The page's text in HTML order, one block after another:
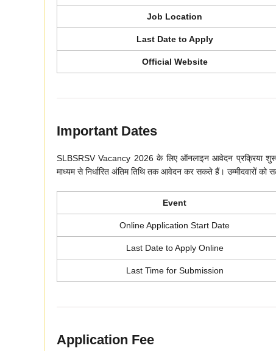
Job Location
Last Date to Apply
Official Website
Important Dates
SLBSRSV Vacancy 2026 के लिए ऑनलाइन आवेदन प्रक्रिया
माध्यम से निर्धारित अंतिम तिथि तक आवेदन कर सकते हैं। उम्मीदवारों
Event
Online Application Start Date
Last Date to Apply Online
Last Time for Submission
Application Fee